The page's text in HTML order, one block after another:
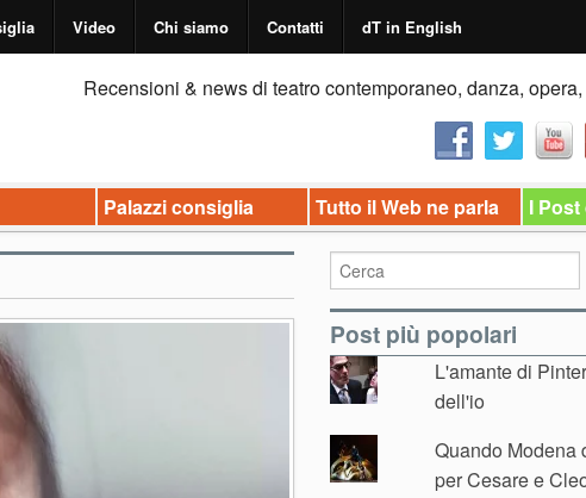
Video Chi siamo Contatti dT in English
Recensioni & news di teatro contemporaneo, danza,
Palazzi consiglia Tutto il Web ne parla I Post
Post più popolari
L'amante di
dell'io
Quando Modena
per Cesare e